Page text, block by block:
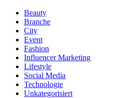
Beauty
Branche
City
Event
Fashion
Influencer Marketing
Lifestyle
Social Media
Technologie
Unkategorisiert